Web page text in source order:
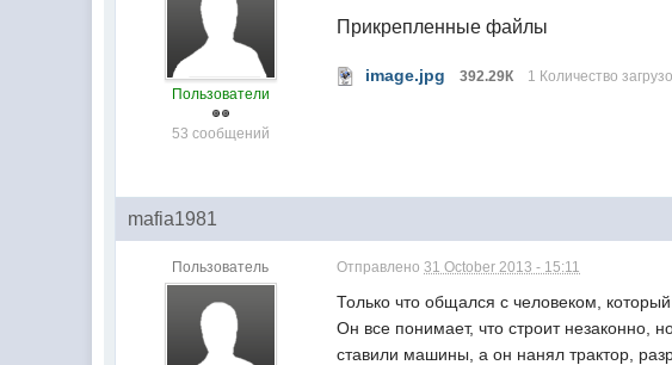
Пользователи
53 сообщений
Прикрепленные файлы
image.jpg 392.29К 1 Количество
mafia1981
Пользователь Отправлено31 October 2013 - 15:11
Только что общался с человеком,
Он все понимает, что строит незаконно,
ставили машины, а он нанял трактор,